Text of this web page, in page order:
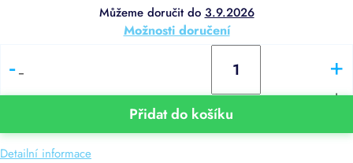
3.9.2026
Možnosti doručení
+
−
Přidat do košíku
Detailní informace